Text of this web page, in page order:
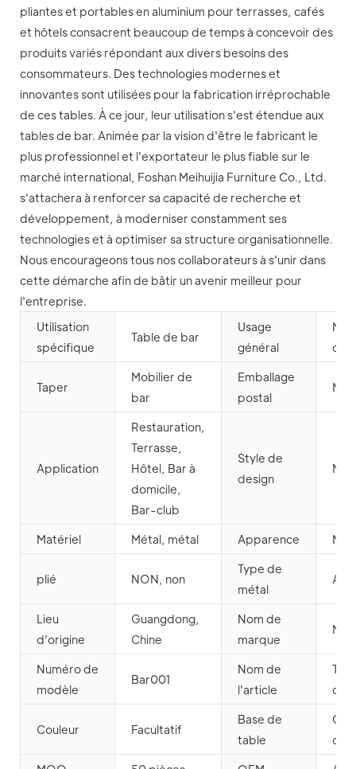
pliantes et portables en aluminium pour terrasses, cafés
et hôtels consacrent beaucoup de temps à concevoir des
produits variés répondant aux divers besoins des
consommateurs. Des technologies modernes et
innovantes sont utilisées pour la fabrication irréprochable
de ces tables. À ce jour, leur utilisation s'est étendue aux
tables de bar. Animée par la vision d'être le fabricant le
plus professionnel et l'exportateur le plus fiable sur le
marché international, Foshan Meihuijia Furniture Co., Ltd.
s'attachera à renforcer sa capacité de recherche et
développement, à moderniser constamment ses
technologies et à optimiser sa structure organisationnelle.
Nous encourageons tous nos collaborateurs à s'unir dans
cette démarche afin de bâtir un avenir meilleur pour
l'entreprise.
Utilisation
spécifique
Table de bar
Usage
général
Taper
Mobilier de
bar
Emballage
postal
N
Application
Restauration,
Terrasse,
Hôtel, Bar à
domicile,
Bar-club
Style de
design
Matériel Métal, métal Apparence
plié NON, non
Type de
métal
Lieu
d'origine
Guangdong,
Chine
Nom de
marque
MHJ
Numéro de
modèle
Bar001
Nom de
l'article
Couleur Facultatif
Base de
table